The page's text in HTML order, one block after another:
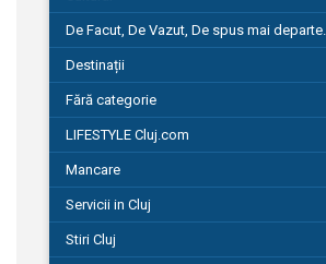
De Facut, De Vazut, De spus mai departe…
Destinații
Fără categorie
LIFESTYLE Cluj.com
Mancare
Servicii in Cluj
Stiri Cluj